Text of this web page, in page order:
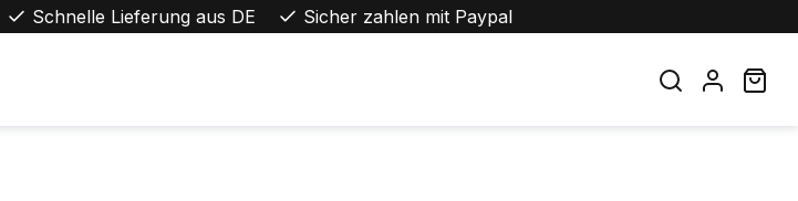
Schnelle Lieferung aus DE Sicher zahlen mit Paypal